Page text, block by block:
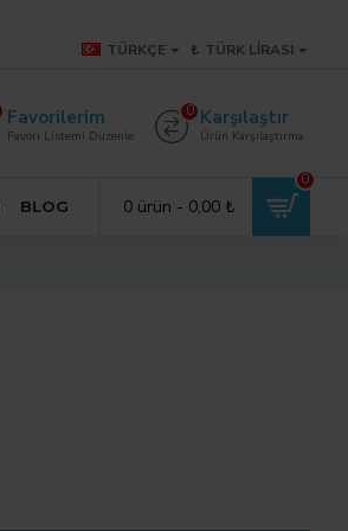
TÜRKÇE ₺ TÜRK LIRASI
Favorilerim
Favori Listemi Düzenle
Karşılaştır
Ürün Karşılaştırma
0
BLOG 0 ürün - 0,00 ₺
0